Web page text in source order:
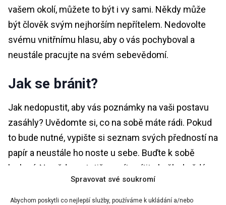
Spravovat své soukromí
Abychom poskytli co nejlepší služby, používáme k ukládání a/nebo
vašem okolí, můžete to být i vy sami. Někdy může
být člověk svým nejhorším nepřítelem. Nedovolte
svému vnitřnímu hlasu, aby o vás pochyboval a
neustále pracujte na svém sebevědomí.
Jak se bránit?
Jak nedopustit, aby vás poznámky na vaši postavu
zasáhly? Uvědomte si, co na sobě máte rádi. Pokud
to bude nutné, vypište si seznam svých předností na
papír a neustále ho noste u sebe. Buďte k sobě
laskaví. Ne vždy se totiž musíte cítit skvěle, každý
má někdy den blbec. Nesmýšlejte o sobě negativně
ani tehdy, když se ve své kůži necítíte dobře.